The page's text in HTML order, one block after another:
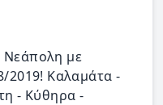
Νεάπολη με
2019! Καλαμάτα -
- Κύθηρα -